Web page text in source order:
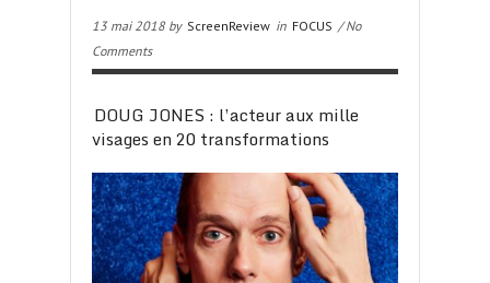
13 mai 2018 by ScreenReview in FOCUS / No
Comments
DOUG JONES : l’acteur aux mille
visages en 20 transformations